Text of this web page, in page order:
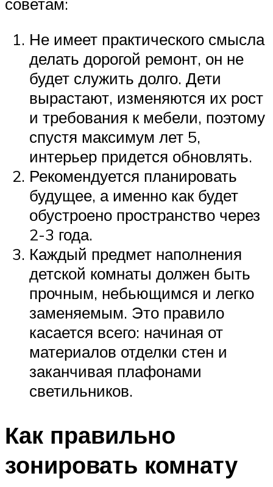
Не имеет практического смысла
делать дорогой ремонт, он не
будет служить долго. Дети
вырастают, изменяются их рост
и требования к мебели, поэтому
спустя максимум лет 5,
интерьер придется обновлять.
Рекомендуется планировать
будущее, а именно как будет
обустроено пространство через
2-3 года.
Каждый предмет наполнения
детской комнаты должен быть
прочным, небьющимся и легко
заменяемым. Это правило
касается всего: начиная от
материалов отделки стен и
заканчивая плафонами
светильников.
Как правильно
зонировать комнату